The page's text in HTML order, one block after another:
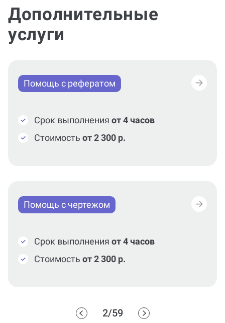
Дополнительные
услуги
Помощь с рефератом
Срок выполнения от 4 часов
Стоимость от 2 300 р.
Помощь с чертежом
Срок выполнения от 4 часов
Стоимость от 2 300 р.
2/59